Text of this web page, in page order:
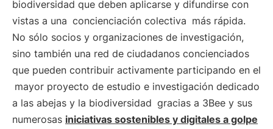
biodiversidad que deben aplicarse y difundirse con
vistas a una concienciación colectiva más rápida.
No sólo socios y organizaciones de investigación,
sino también una red de ciudadanos concienciados
que pueden contribuir activamente participando en el
mayor proyecto de estudio e investigación dedicado
a las abejas y la biodiversidad gracias a 3Bee y sus
numerosas iniciativas sostenibles y digitales a golpe